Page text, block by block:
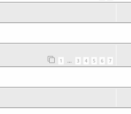
1 … 3 4 5 6 7